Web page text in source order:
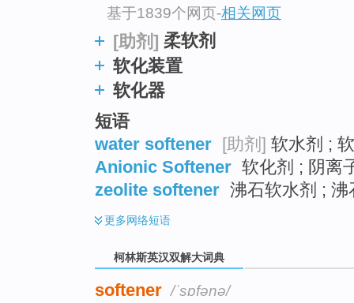
基于1839个网页-相关网页
[助剂] 柔软剂
软化装置
软化器
短语
water softener [助剂] 软水剂 ;
Anionic Softener 软化剂 ; 阴离
zeolite softener 沸石软水剂 ;
更多网络短语
柯林斯英汉双解大词典
softener /ˈsɒfənə/